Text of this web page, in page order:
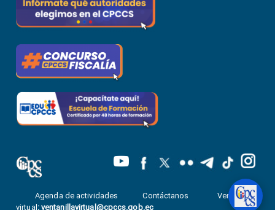
Agenda de actividades Contáctanos
Ventanilla
virtual : ventanillavirtual@cpccs.gob.ec